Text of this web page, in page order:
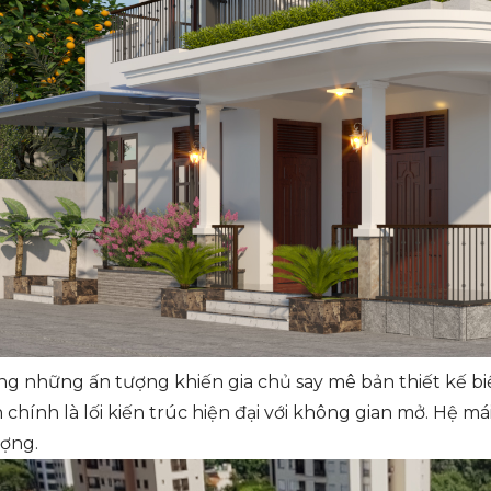
những ấn tượng khiến gia chủ say mê bản thiết kế
chính là lối kiến trúc hiện đại với không gian mở. Hệ